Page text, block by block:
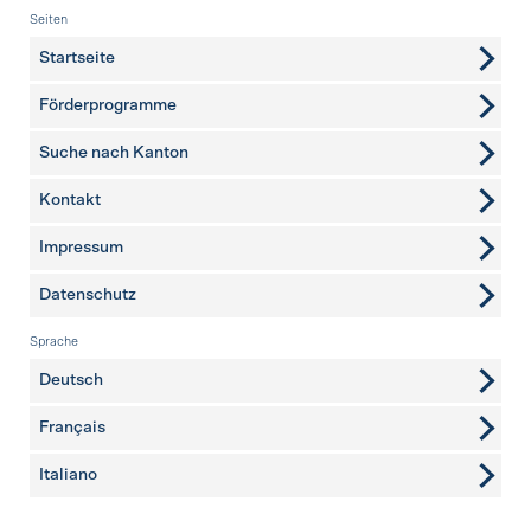
Fusszeile
Seiten
Startseite
Förderprogramme
Suche nach Kanton
weitere Seiten
Kontakt
Impressum
Datenschutz
Sprache
Deutsch
Français
Italiano